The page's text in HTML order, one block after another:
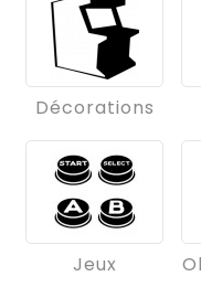
Décorations
Jeux